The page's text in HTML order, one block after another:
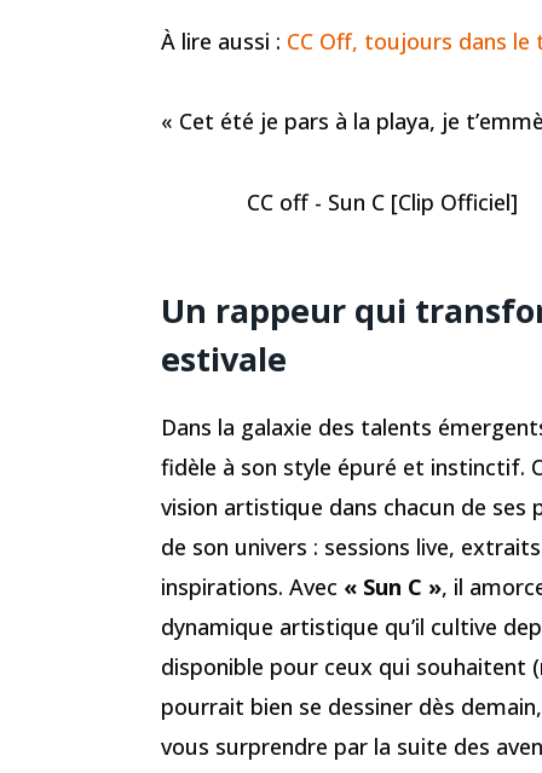
À lire aussi : CC Off, toujours dans le
« Cet été je pars à la playa, je
CC off - Sun C [Clip Officiel]
Un rappeur qui
estivale
Dans la galaxie des talents
fidèle à son style épuré et instinctif.
vision artistique dans chacun de ses
de son univers : sessions live,
inspirations. Avec « Sun C », il
dynamique artistique qu’il cultive
disponible pour ceux qui souhaitent
pourrait bien se dessiner dès
vous surprendre par la suite des